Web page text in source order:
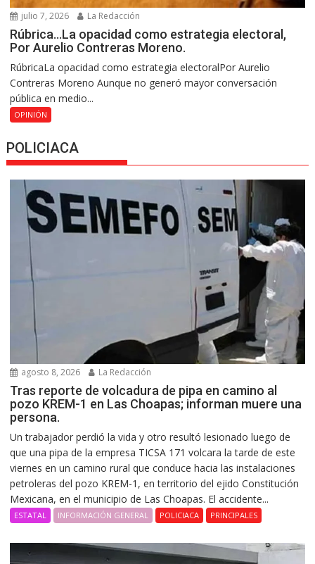
julio 7, 2026 La Redacción
Rúbrica…La opacidad como estrategia electoral,
Por Aurelio Contreras Moreno.
RúbricaLa opacidad como estrategia electoralPor Aurelio
Contreras Moreno Aunque no generó mayor conversación
pública en medio...
OPINIÓN
POLICIACA
agosto 8, 2026 La Redacción
Tras reporte de volcadura de pipa en camino al
pozo KREM-1 en Las Choapas; informan muere una
persona.
Un trabajador perdió la vida y otro resultó lesionado luego de
que una pipa de la empresa TICSA 171 volcara la tarde de este
viernes en un camino rural que conduce hacia las instalaciones
petroleras del pozo KREM-1, en territorio del ejido Constitución
Mexicana, en el municipio de Las Choapas. El accidente...
ESTATAL INFORMACIÓN GENERAL POLICIACA PRINCIPALES